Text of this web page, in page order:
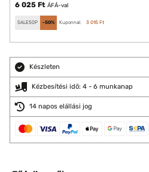
6 025 Ft ÁFÁ-val
SALE50P -50% Kuponnal: 3 015 Ft
Készleten
Kézbesítési idő: 4 - 6 munkanap
14 napos elállási jog